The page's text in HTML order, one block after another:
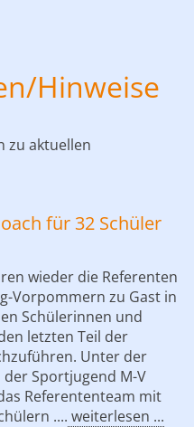
Hinweise
zu aktuellen
für 32 Schüler
wieder die Referenten
Vorpommern zu Gast in
Schülerinnen und
letzten Teil der
Unter der
Sportjugend M-V
Referententeam mit
.... weiterlesen ...